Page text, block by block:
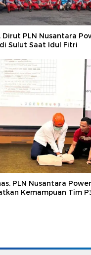
Dirut PLN Nusantara
Sulut Saat Idul Fitri
PLN Nusantara
Kemampuan Tim